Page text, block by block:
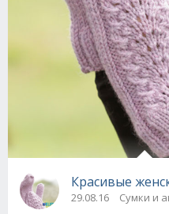
Красивые
29.08.16 Сумки и